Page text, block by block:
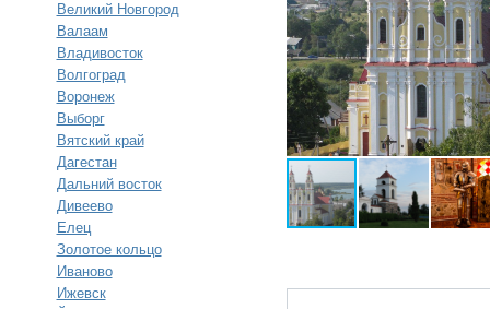
Великий Новгород
Валаам
Владивосток
Волгоград
Воронеж
Выборг
Вятский край
Дагестан
Дальний восток
Дивеево
Елец
Золотое кольцо
Иваново
Ижевск